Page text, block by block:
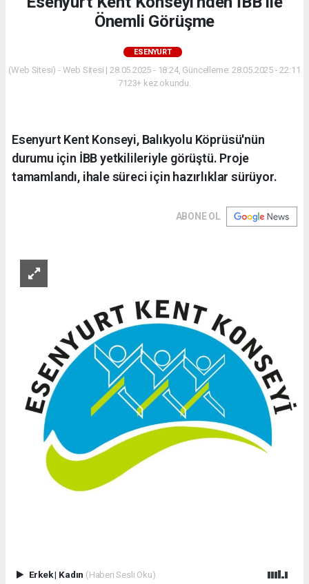
Önemli Görüşme
ESENYURT
(Web Sitesi) - Web Sitesi | 28.05.2025 - 18:24, Güncelleme: 28.05.2025 - 22:11
7123+ kez okundu.
Esenyurt Kent Konseyi, Balıkyolu Köprüsü'nün
durumu için İBB yetkilileriyle görüştü. Proje
tamamlandı, ihale süreci için hazırlıklar sürüyor.
ABONE OL
Erkek| Kadın (Haberi Sesli Oku)